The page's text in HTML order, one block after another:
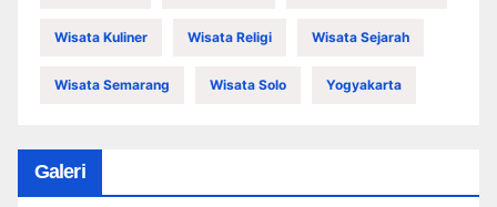
Wisata Kuliner Wisata Religi Wisata Sejarah
Wisata Semarang Wisata Solo Yogyakarta
Galeri